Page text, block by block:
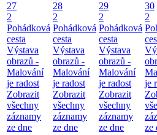
27
2
Pohádková
cesta
Výstava
obrazů -
Malování
je radost
Zobrazit
všechny
záznamy
ze dne
28
2
Pohádková
cesta
Výstava
obrazů -
Malování
je radost
Zobrazit
všechny
záznamy
ze dne
29
2
Pohádková
cesta
Výstava
obrazů -
Malování
je radost
Zobrazit
všechny
záznamy
ze dne
30
2
je
ze